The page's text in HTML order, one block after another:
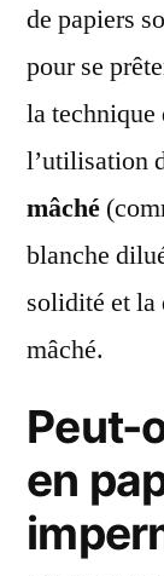
de papiers
pour se
la technique
l’utilisation
mâché
blanche
solidité et la
mâché.
Peut-
en